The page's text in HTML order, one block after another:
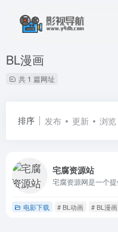
BL漫画
共 1 篇网址
排序 发布 更新 浏览
宅腐资源站
电影下载 # BL动画 # BL漫画